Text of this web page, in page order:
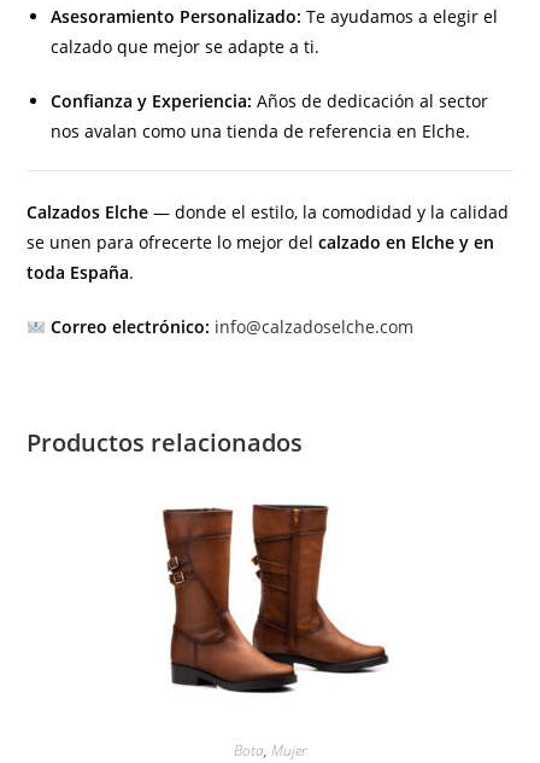
Asesoramiento Personalizado: Te ayudamos a elegir el
calzado que mejor se adapte a ti.
Confianza y Experiencia: Años de dedicación al sector
nos avalan como una tienda de referencia en Elche.
Calzados Elche — donde el estilo, la comodidad y la calidad
se unen para ofrecerte lo mejor delcalzado en Elche y en
toda España.
Correo electrónico: info@calzadoselche.com
Productos relacionados
Bota, Mujer